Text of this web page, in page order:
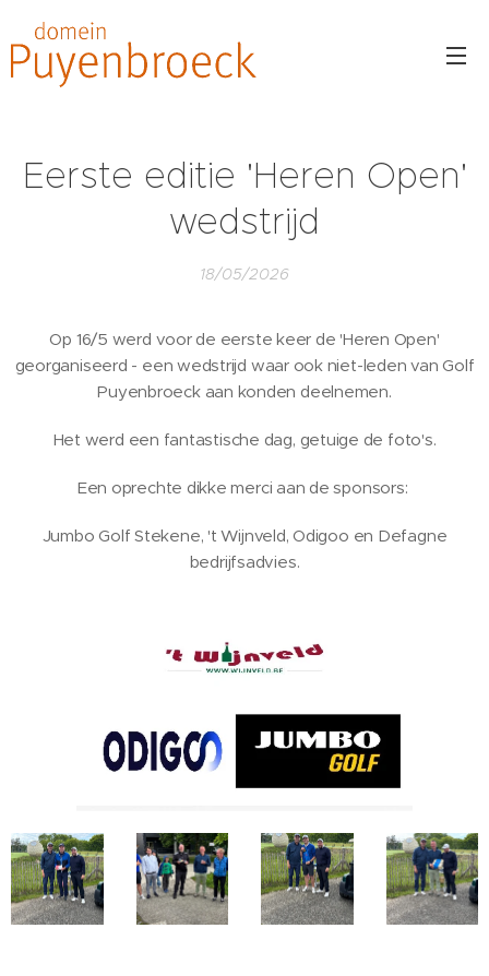
Eerste editie 'Heren Open'
wedstrijd
18/05/2026
Op 16/5 werd voor de eerste keer de 'Heren Open'
georganiseerd - een wedstrijd waar ook niet-leden van Golf
Puyenbroeck aan konden deelnemen.
Het werd een fantastische dag, getuige de foto's.
Een oprechte dikke merci aan de sponsors:
Jumbo Golf Stekene, 't Wijnveld, Odigoo en Defagne
bedrijfsadvies.